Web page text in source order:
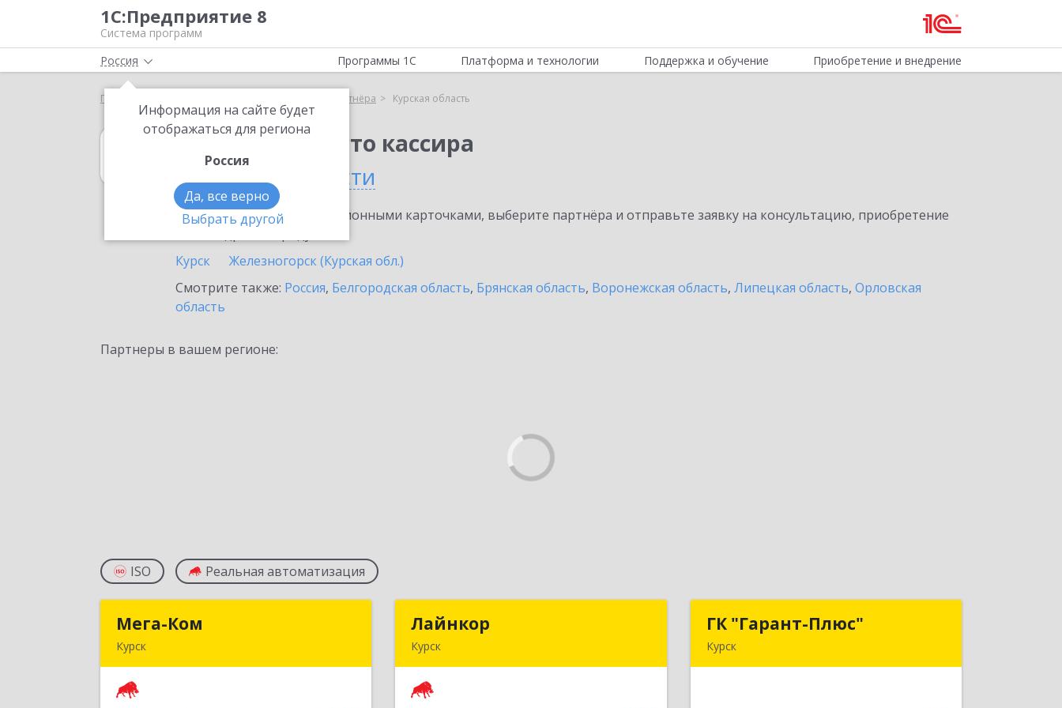
1С:Предприятие 8
Система программ
Россия
Информация на сайте будет
отображаться для региона
Россия
Да, все верно
Выбрать другой
Программы 1С Платформа и технологии Поддержка и обучение Приобретение и внедрение
Главная Выбор партнёра Курская область
1С:Рабочее место кассира
в Курской области
Ознакомьтесь с информационными карточками, выберите партнёра и отправьте заявку на консультацию, приобретение
Курск
Железногорск (Курская обл.)
Смотрите также: Россия, Белгородская область, Брянская область, Воронежская область, Липецкая область, Орловская
область
Партнеры в вашем регионе:
ISO Реальная автоматизация
Мега-Ком
Курск
Лайнкор
Курск
ГК "Гарант-Плюс"
Курск
ГК "Гарант-Плюс"